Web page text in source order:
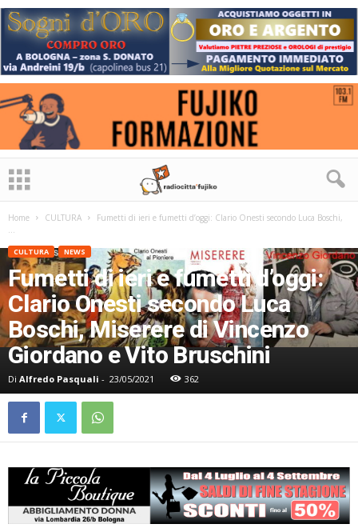
Home CULTURA
Fumetti di ieri e fumetti d’oggi: Clario Onesti secondo Luca Boschi,
...
CULTURA NEWS
Fumetti di ieri e fumetti d’oggi:
Clario Onesti secondo Luca
Boschi, Miserere di Vincenzo
Giordano e Vito Bruschini
Di Alfredo Pasquali - 23/05/2021 362